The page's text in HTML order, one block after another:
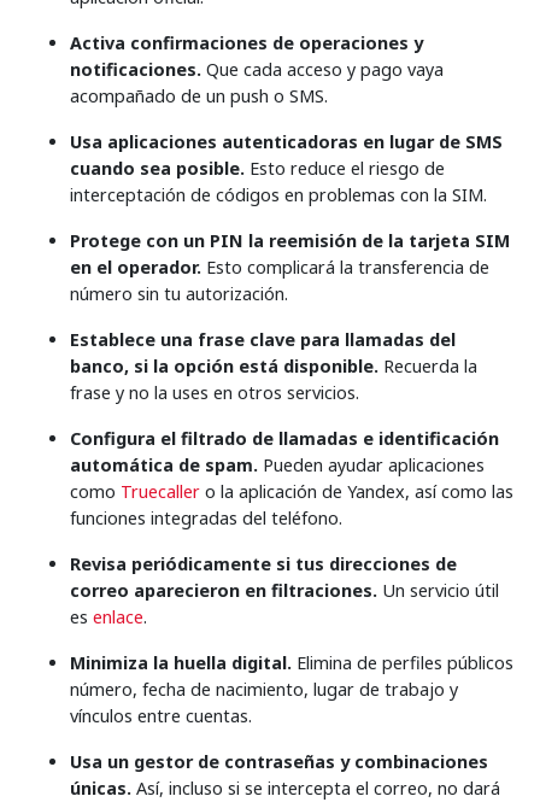
Activa confirmaciones de operaciones y
notificaciones. Que cada acceso y pago vaya
acompañado de un push o SMS.
Usa aplicaciones autenticadoras en lugar de SMS
cuando sea posible. Esto reduce el riesgo de
interceptación de códigos en problemas con la SIM.
Protege con un PIN la reemisión de la tarjeta SIM
en el operador. Esto complicará la transferencia de
número sin tu autorización.
Establece una frase clave para llamadas del
banco, si la opción está disponible. Recuerda la
frase y no la uses en otros servicios.
Configura el filtrado de llamadas e identificación
automática de spam. Pueden ayudar aplicaciones
como Truecaller o la aplicación de Yandex, así como las
funciones integradas del teléfono.
Revisa periódicamente si tus direcciones de
correo aparecieron en filtraciones. Un servicio útil
es enlace.
Minimiza la huella digital. Elimina de perfiles públicos
número, fecha de nacimiento, lugar de trabajo y
vínculos entre cuentas.
Usa un gestor de contraseñas y combinaciones
únicas. Así, incluso si se intercepta el correo, no dará